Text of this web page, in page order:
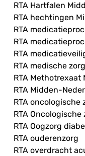
RTA Hartfalen
RTA hechtingen
RTA
RTA
RTA
RTA medische
RTA
RTA Midden-
RTA oncologische
RTA
RTA Oogzorg
RTA ouderenzorg
RTA overdracht